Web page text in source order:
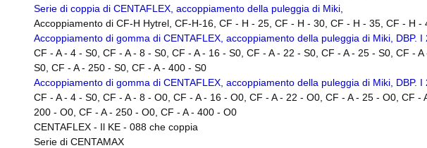
Serie di coppia di CENTAFLEX, accoppiamento della puleggia di Miki
Accoppiamento di CF-H Hytrel, CF-H-16, CF - H - 25, CF - H - 30, CF - H - 35, CF - H
Accoppiamento di gomma di CENTAFLEX, accoppiamento della puleggia di Miki,
CF - A - 4 - S0, CF - A - 8 - S0, CF - A - 16 - S0, CF - A - 22 - S0, CF - A - 25 - S0, CF -
S0, CF - A - 250 - S0, CF - A - 400 - S0
Accoppiamento di gomma di CENTAFLEX, accoppiamento della puleggia di Miki,
CF - A - 4 - S0, CF - A - 8 - O0, CF - A - 16 - O0, CF - A - 22 - O0, CF - A - 25 - O0, CF
200 - O0, CF - A - 250 - O0, CF - A - 400 - O0
CENTAFLEX - Il KE - 088 che coppia
Serie di CENTAMAX